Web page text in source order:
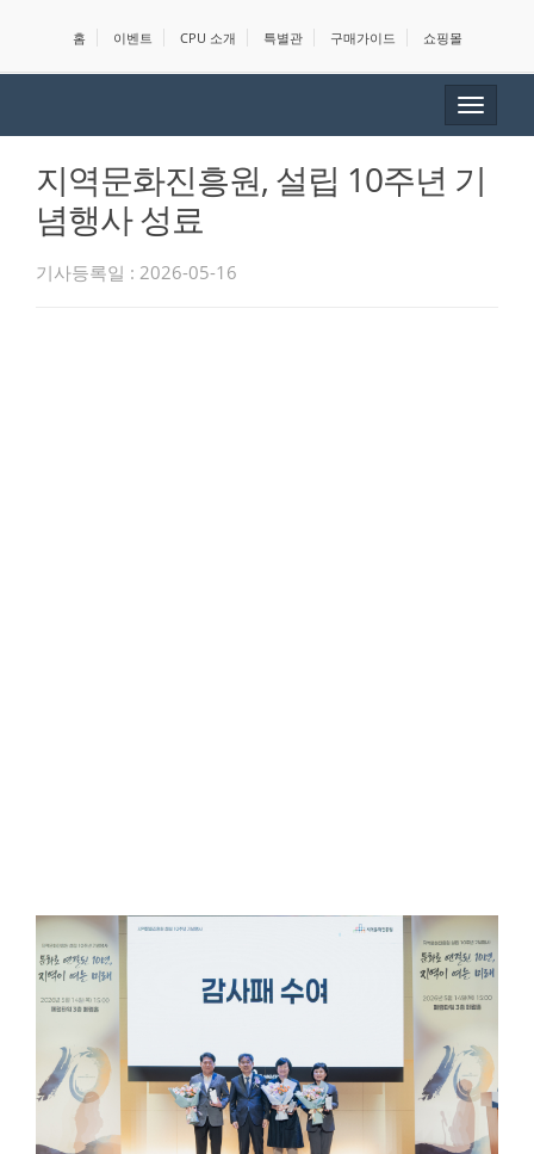
홈 이벤트 CPU 소개 특별관 구매가이드 쇼핑몰
Toggle
지역문화진흥원, 설립 10주년 기
념행사 성료
기사등록일 : 2026-05-16